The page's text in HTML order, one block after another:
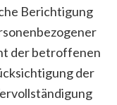
Berichtigung
der betroffenen
der